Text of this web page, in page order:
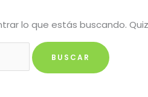
lo que estás buscando.